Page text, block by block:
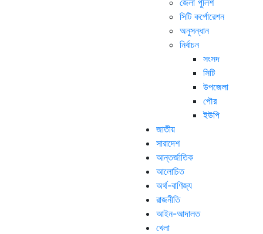
সিটি কর্পোরেশন
অনুসন্ধান
নির্বাচন
সংসদ
সিটি
উপজেলা
পৌর
ইউপি
জাতীয়
সারাদেশ
আন্তর্জাতিক
আলোচিত
অর্থ-বাণিজ্য
রাজনীতি
আইন-আদালত
খেলা